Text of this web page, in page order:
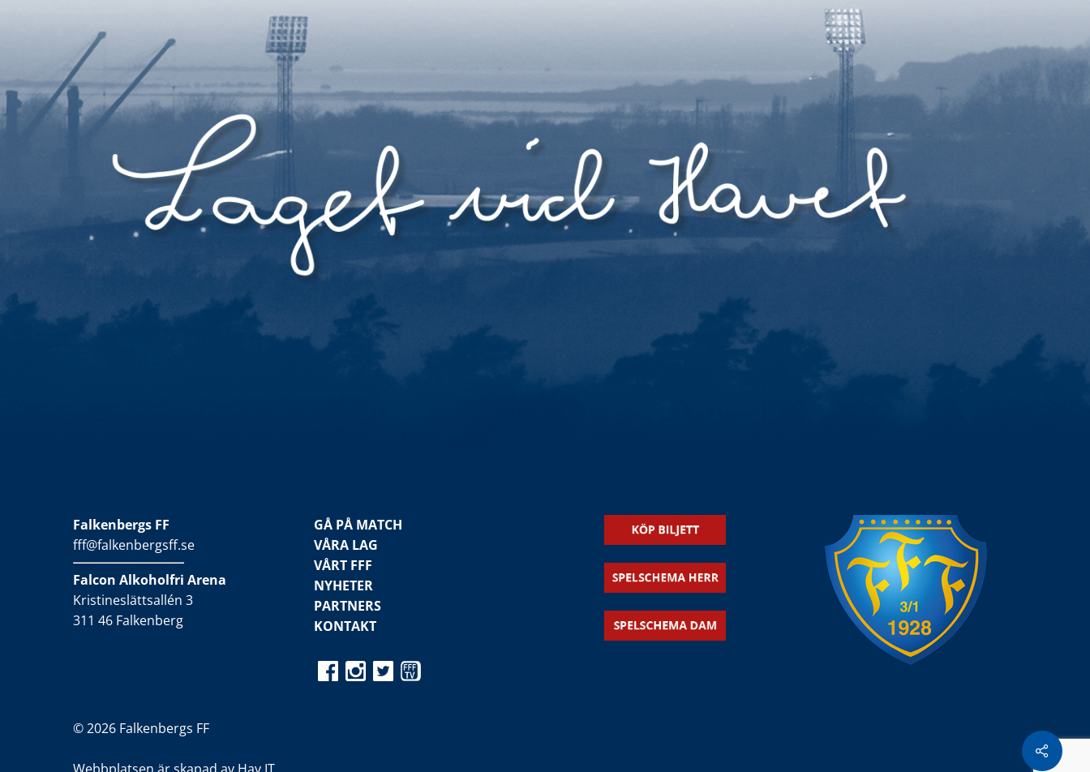
Falkenbergs FF
fff@falkenbergsff.se
Falcon Alkoholfri Arena
Kristineslättsallén 3
311 46 Falkenberg
GÅ PÅ MATCH
VÅRA LAG
VÅRT FFF
NYHETER
PARTNERS
KONTAKT
© 2026 Falkenbergs FF